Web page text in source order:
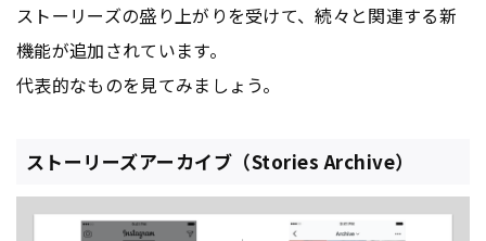
ストーリーズの盛り上がりを受けて、続々と関連する新
機能が追加されています。
代表的なものを見てみましょう。
ストーリーズアーカイブ（Stories Archive）